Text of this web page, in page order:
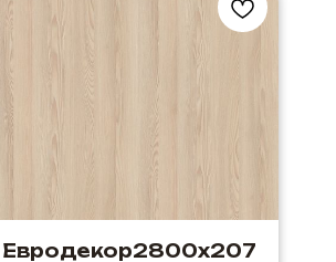
Евродекор2800х207